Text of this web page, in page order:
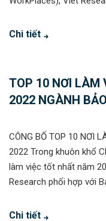
Chi tiết
TOP 10 NƠI LÀM
2022 NGÀNH
CÔNG BỐ TOP 10 NƠI
2022 Trong khuôn khổ
làm việc tốt nhất năm
Research phối hợp với
Chi tiết